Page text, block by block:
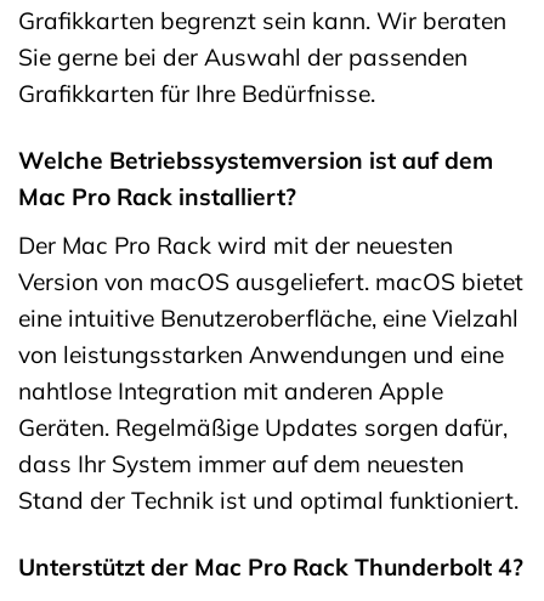
Grafikkarten begrenzt sein kann. Wir beraten
Sie gerne bei der Auswahl der passenden
Grafikkarten für Ihre Bedürfnisse.
Welche Betriebssystemversion ist auf dem
Mac Pro Rack installiert?
Der Mac Pro Rack wird mit der neuesten
Version von macOS ausgeliefert. macOS bietet
eine intuitive Benutzeroberfläche, eine Vielzahl
von leistungsstarken Anwendungen und eine
nahtlose Integration mit anderen Apple
Geräten. Regelmäßige Updates sorgen dafür,
dass Ihr System immer auf dem neuesten
Stand der Technik ist und optimal funktioniert.
Unterstützt der Mac Pro Rack Thunderbolt 4?